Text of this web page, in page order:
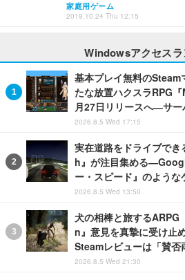
家庭用ゲーム
2019.10.24 Thu 12:15
Windowsアクセスラ
基本プレイ無料のSteam
たな放置ハクスラRPG
月27日リリースへ―サー
2026.8.5 Wed 17:15
実在道路をドライブで
h』が注目集める
ー・スピード』のような
2026.8.5 Wed 13:50
犬の相棒と旅する
n』意見を真摯に受け止
Steamレビューは「賛否
2026.8.5 Wed 21:30